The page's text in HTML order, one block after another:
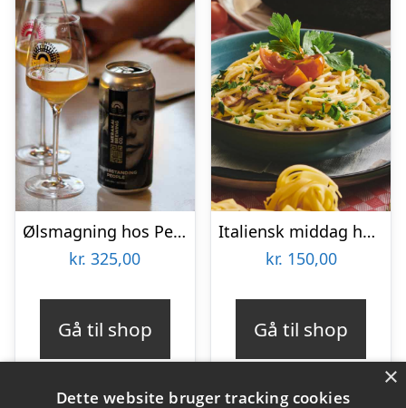
Ølsmagning hos People Like Us
kr. 325,00
Gå til shop
Italiensk middag hos Restaurant Pulcinella
kr. 150,00
Gå til shop
×
Dette website bruger tracking cookies